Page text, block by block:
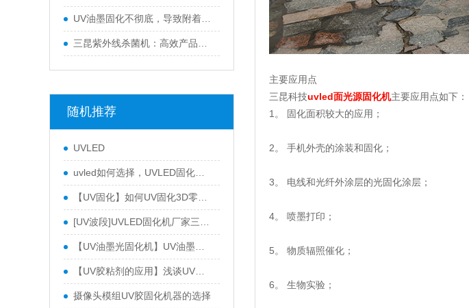
UV油墨固化不彻底，导致附着力不行怎么办？
三昆紫外线杀菌机：高效产品表面灭菌处理的优选方案
随机推荐
UVLED
uvled如何选择，UVLED固化设备选择时应注意什么？
【UV固化】如何UV固化3D零件？三昆科技告诉你
[UV波段]UVLED固化机厂家三昆科技会告诉您UV波段有几种类型
【UV油墨光固化机】UV油墨光固化设备选择三个昆的三个原因
【UV胶粘剂的应用】浅谈UV胶粘剂的常见应用
摄像头模组UV胶固化机器的选择
主要应用点
三昆科技uvled面光源固化机主要应用点如下：
1。 固化面积较大的应用；
2。 手机外壳的涂装和固化；
3。 电线和光纤外涂层的光固化涂层；
4。 喷墨打印；
5。 物质辐照催化；
6。 生物实验；